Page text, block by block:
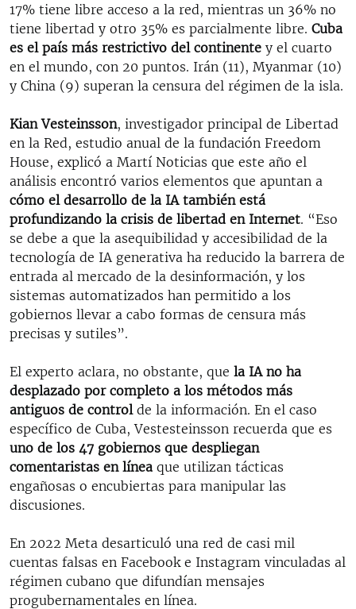
17% tiene libre acceso a la red, mientras un 36% no
tiene libertad y otro 35% es parcialmente libre. Cuba
es el país más restrictivo del continente y el cuarto
en el mundo, con 20 puntos. Irán (11), Myanmar (10)
y China (9) superan la censura del régimen de la isla.
Kian Vesteinsson, investigador principal de Libertad
en la Red, estudio anual de la fundación Freedom
House, explicó a Martí Noticias que este año el
análisis encontró varios elementos que apuntan a
cómo el desarrollo de la IA también está
profundizando la crisis de libertad en Internet. “Eso
se debe a que la asequibilidad y accesibilidad de la
tecnología de IA generativa ha reducido la barrera de
entrada al mercado de la desinformación, y los
sistemas automatizados han permitido a los
gobiernos llevar a cabo formas de censura más
precisas y sutiles”.
El experto aclara, no obstante, que la IA no ha
desplazado por completo a los métodos más
antiguos de controlde la información. En el caso
específico de Cuba, Vestesteinsson recuerda que es
uno de los 47 gobiernos que despliegan
comentaristas en línea que utilizan tácticas
engañosas o encubiertas para manipular las
discusiones.
En 2022 Meta desarticuló una red de casi mil
cuentas falsas en Facebook e Instagram vinculadas al
régimen cubano que difundían mensajes
progubernamentales en línea.